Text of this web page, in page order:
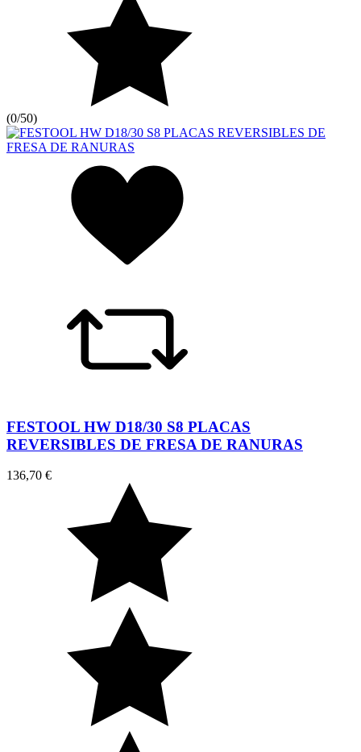
(0/50)
FESTOOL HW D18/30 S8 PLACAS
REVERSIBLES DE FRESA DE RANURAS
136,70 €